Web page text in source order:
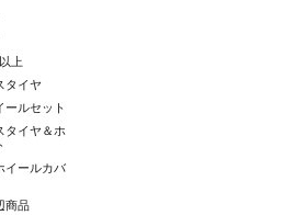
上
タイヤ
ールセット
タイヤ＆ホ
イールカバ
商品